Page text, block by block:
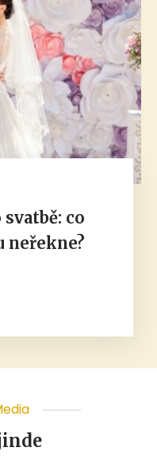
co
neřekne?